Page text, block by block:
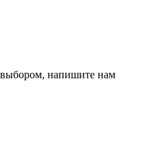
выбором, напишите нам